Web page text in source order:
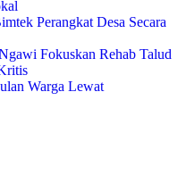
Perangkat Desa Secara
Fokuskan Rehab Talud
Warga Lewat